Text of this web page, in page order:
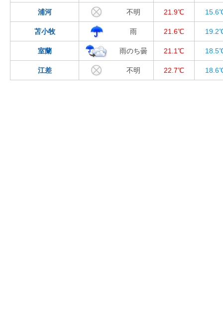
浦河 不明 21.9℃
苫小牧 雨 21.6℃
室蘭 雨のち曇 21.1℃
江差 不明 22.7℃